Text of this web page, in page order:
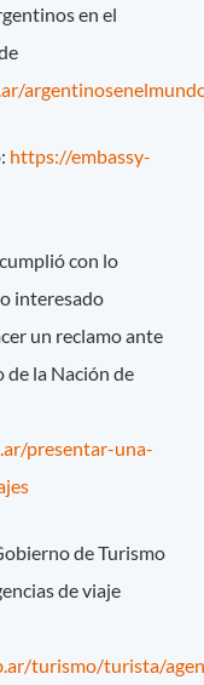
en el
https://embassy-
con lo
interesado
un reclamo ante
de la Nación de
presentar-una-
de Turismo
de viaje
turismo/turista/